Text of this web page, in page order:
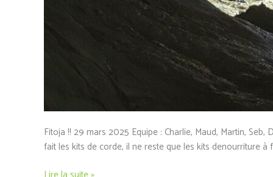
Fitoja !! 29 mars 2025 Equipe : Charlie, Maud, Martin,
fait les kits de corde, il ne reste que les kits denourriture